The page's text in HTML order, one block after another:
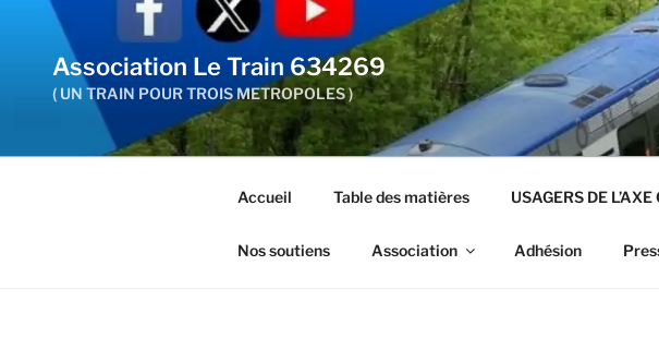
contenu
principal
Association Le Train 634269
( UN TRAIN POUR TROIS METROPOLES )
Accueil Table des matières USAGERS DE
Nos soutiens Association Adhésion